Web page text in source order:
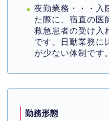
夜勤業務・・・入
た際に、宿直の医
救急患者の受け入
です。日勤業務に
が少ない体制です。
勤務形態